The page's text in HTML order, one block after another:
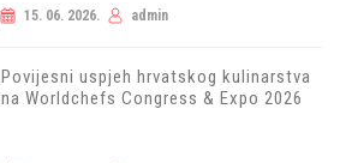
15. 06. 2026. admin
Povijesni uspjeh hrvatskog kulinarstva
na Worldchefs Congress & Expo 2026